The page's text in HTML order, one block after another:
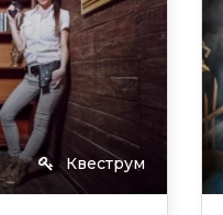
Квеструм